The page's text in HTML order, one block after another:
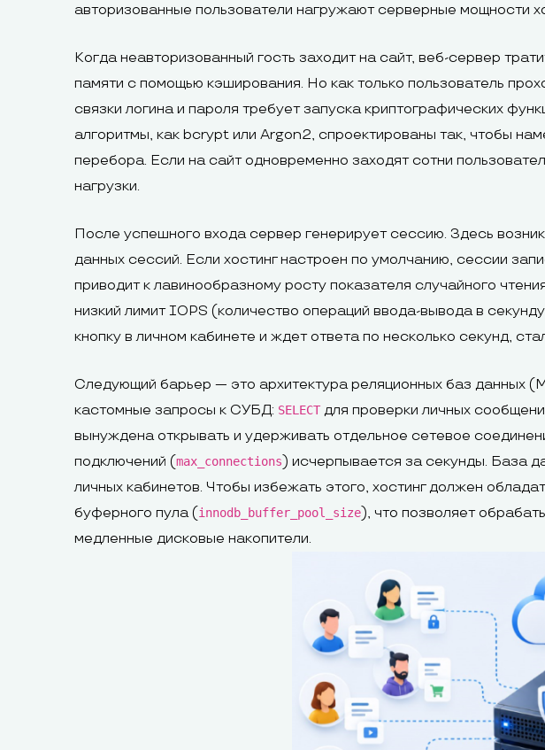
авторизованные пользователи нагружают серверные мощности
Когда неавторизованный гость заходит на сайт, веб-сервер
памяти с помощью кэширования. Но как только пользователь
связки логина и пароля требует запуска криптографических
алгоритмы, как bcrypt или Argon2, спроектированы так, чтобы
перебора. Если на сайт одновременно заходят сотни
нагрузки.
После успешного входа сервер генерирует сессию. Здесь
данных сессий. Если хостинг настроен по умолчанию, сессии
приводит к лавинообразному росту показателя случайного
низкий лимит IOPS (количество операций ввода-вывода в
кнопку в личном кабинете и ждет ответа по несколько секунд,
Следующий барьер — это архитектура реляционных баз данных
кастомные запросы к СУБД: SELECT для проверки личных
вынуждена открывать и удерживать отдельное сетевое
подключений (max_connections) исчерпывается за секунды. База
личных кабинетов. Чтобы избежать этого, хостинг должен
буферного пула (innodb_buffer_pool_size), что позволяет
медленные дисковые накопители.